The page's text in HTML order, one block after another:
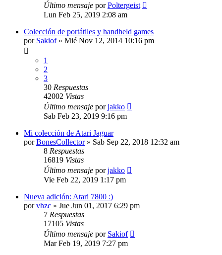
Último mensaje porPoltergeist
Lun Feb 25, 2019 2:08 am
Colección de portátiles y handheld games
por Sakiof» Mié Nov 12, 2014 10:16 pm
1
2
3
30 Respuestas
42002 Vistas
Último mensaje porjakko
Sab Feb 23, 2019 9:16 pm
Mi colección de Atari Jaguar
porBonesCollector» Sab Sep 22, 2018 12:32 am
8 Respuestas
16819 Vistas
Último mensaje porjakko
Vie Feb 22, 2019 1:17 pm
Nueva adición: Atari 7800 :)
porvhzc » Jue Jun 01, 2017 6:29 pm
7 Respuestas
17105 Vistas
Último mensaje por Sakiof
Mar Feb 19, 2019 7:27 pm